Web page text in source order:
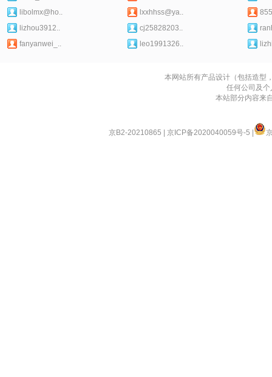
libolmx@ho..
lxxhhss@ya..
lizhou3912..
cj25828203..
fanyanwei_..
leo1991326..
本网站所有产品设计（包括造型
任何公司及
本站部分内容来
京B2-20210865 京ICP备2020040059号-5